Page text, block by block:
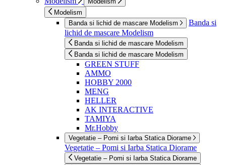
Modelism
Banda si lichid de mascare Modelism
Banda si
lichid de mascare Modelism
Banda si lichid de mascare Modelism
Banda si lichid de mascare Modelism
GREEN STUFF
AMMO
HOBBY 2000
MENG
HELLER
AK INTERACTIVE
TAMIYA
Mr.Hobby
Vegetatie – Pomi si Iarba Statica Diorame
Vegetatie – Pomi si Iarba Statica Diorame
Vegetatie – Pomi si Iarba Statica Diorame